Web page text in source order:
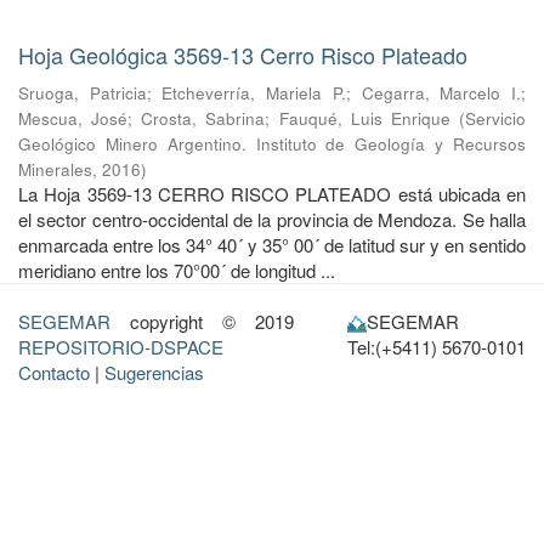
Hoja Geológica 3569-13 Cerro Risco Plateado
Sruoga, Patricia; Etcheverría, Mariela P.; Cegarra, Marcelo I.;
Mescua, José;Crosta, Sabrina; Fauqué, Luis Enrique (Servicio
Geológico Minero Argentino. Instituto de Geología y Recursos
Minerales, 2016)
La Hoja 3569-13 CERRO RISCO PLATEADO está ubicada en
el sector centro-occidental de la provincia de Mendoza. Se halla
enmarcada entre los 34° 40´ y 35° 00´ de latitud sur y en sentido
meridiano entre los 70°00´ de longitud ...
SEGEMAR copyright © 2019
REPOSITORIO-DSPACE
Contacto | Sugerencias
SEGEMAR
Tel:(+5411) 5670-0101